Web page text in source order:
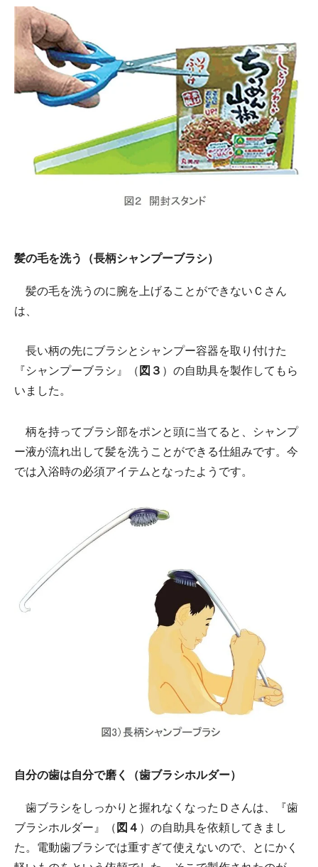
髪の毛を洗う（長柄シャンプーブラシ）
髪の毛を洗うのに腕を上げることができないＣさん
は、
長い柄の先にブラシとシャンプー容器を取り付けた
『シャンプーブラシ』（ 図３ ）の自助具を製作してもら
いました。
柄を持ってブラシ部をポンと頭に当てると、シャンプ
ー液が流れ出して髪を洗うことができる仕組みです。今
では入浴時の必須アイテムとなったようです。
自分の歯は自分で磨く（歯ブラシホルダー）
歯ブラシをしっかりと握れなくなったＤさんは、『歯
ブラシホルダー』（ 図４ ）の自助具を依頼してきまし
た。電動歯ブラシでは重すぎて使えないので、とにかく